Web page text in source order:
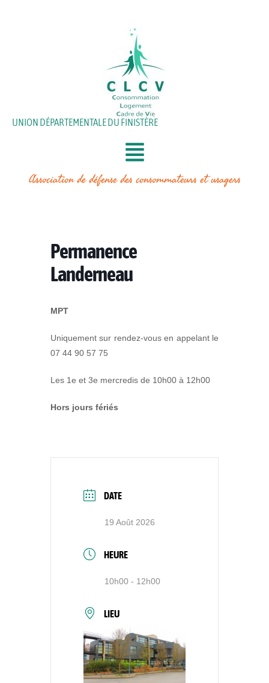
UNION DÉPARTEMENTALE DU FINISTÈRE
Association de défense des consommateurs et usagers
Permanence
Landerneau
MPT
Uniquement sur rendez-vous en appelant le
07 44 90 57 75
Les 1e et 3e mercredis de 10h00 à 12h00
Hors jours fériés
DATE
19 Août 2026
HEURE
10h00 - 12h00
LIEU